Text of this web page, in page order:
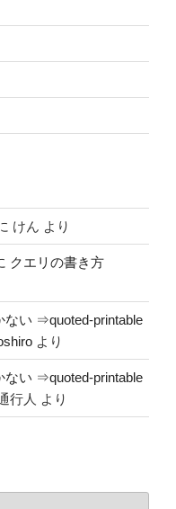
けん より
クエリの書き方
ない ⇒quoted-printable
より
ない ⇒quoted-printable
行人 より